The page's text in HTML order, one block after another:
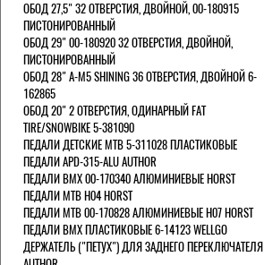
ОБОД 27,5" 32 ОТВЕРСТИЯ, ДВОЙНОЙ, 00-180915
ПИСТОНИРОВАННЫЙ
ОБОД 29" 00-180920 32 ОТВЕРСТИЯ, ДВОЙНОЙ,
ПИСТОНИРОВАННЫЙ
ОБОД 28" A-M5 SHINING 36 ОТВЕРСТИЯ, ДВОЙНОЙ 6-
162865
ОБОД 20" 2 ОТВЕРСТИЯ, ОДИНАРНЫЙ FAT
TIRE/SNOWBIKE 5-381090
ПЕДАЛИ ДЕТСКИЕ MTB 5-311028 ПЛАСТИКОВЫЕ
ПЕДАЛИ APD-315-ALU AUTHOR
ПЕДАЛИ BMX 00-170340 АЛЮМИНИЕВЫЕ HORST
ПЕДАЛИ MTB H04 HORST
ПЕДАЛИ MTB 00-170828 АЛЮМИНИЕВЫЕ H07 HORST
ПЕДАЛИ BMX ПЛАСТИКОВЫЕ 6-14123 WELLGO
ДЕРЖАТЕЛЬ ("ПЕТУХ") ДЛЯ ЗАДНЕГО ПЕРЕКЛЮЧАТЕЛЯ